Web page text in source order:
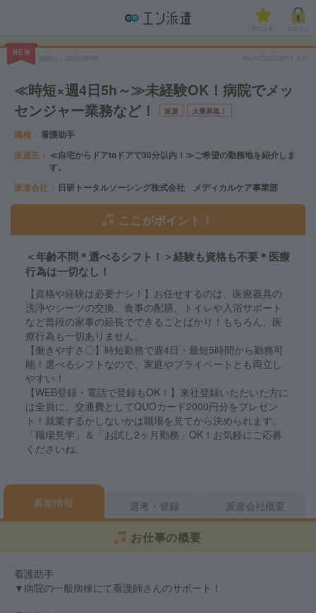
気になる!
NEW
No.NTSMCSP11_KJT
≪時短×週4日5h～≫未経験OK！病院でメッ
センジャー業務など！
派遣 大量募集！
職種
看護助手
派遣先
≪自宅からドアtoドアで30分以内！≫ご希望の勤務地を紹介しま
す。
派遣会社
日研トータルソーシング株式会社 メディカルケア事業部
ここがポイント！
＜年齢不問＊選べるシフト！＞経験も資格も不要＊医療
行為は一切なし！
【資格や経験は必要ナシ！】お任せするのは、医療器具の
洗浄やシーツの交換、食事の配膳、トイレや入浴サポート
など普段の家事の延長でできることばかり！もちろん、医
療行為も一切ありません。
【働きやすさ〇】時短勤務で週4日・最短5時間から勤務可
能！選べるシフトなので、家庭やプライベートとも両立し
やすい！
【WEB登録・電話で登録もOK！】来社登録いただいた方に
は全員に、交通費としてQUOカード2000円分をプレゼン
ト！就業するかしないかは職場を見てから決められます。
「職場見学」＆「お試し2ヶ月勤務」OK！お気軽にご応募
くださいね。
募集情報 選考・登録 派遣会社概要
お仕事の概要
看護助手
▼病院の一般病棟にて看護師さんのサポート！